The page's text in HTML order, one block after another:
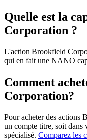
Quelle est la
Corporation ?
L'action Brookfield
qui en fait une NANO
Comment
Corporation?
Pour acheter des actions
un compte titre, soit dans
spécialisé. Comparez les